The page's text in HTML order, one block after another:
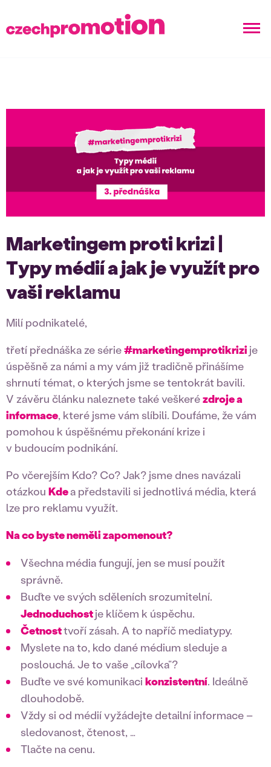
Marketingem proti krizi |
Typy médií a jak je využít pro
vaši reklamu
Milí podnikatelé,
třetí přednáška ze série#marketingemprotikrizi je
úspěšně za námi a my vám již tradičně přinášíme
shrnutí témat, o kterých jsme se tentokrát bavili.
V závěru článku naleznete také veškerézdroje a
informace, které jsme vám slíbili. Doufáme, že vám
pomohou k úspěšnému překonání krize i
v budoucím podnikání.
Po včerejším Kdo? Co? Jak? jsme dnes navázali
otázkou Kdea představili si jednotlivá média, která
lze pro reklamu využít.
Na co byste neměli zapomenout?
Všechna média fungují, jen se musí použít
správně.
Buďte ve svých sděleních srozumitelní.
Jednoduchostje klíčem k úspěchu.
Četnosttvoří zásah. A to napříč mediatypy.
Myslete na to, kdo dané médium sleduje a
poslouchá. Je to vaše „cílovka“?
Buďte ve své komunikaci konzistentní. Ideálně
dlouhodobě.
Vždy si od médií vyžádejte detailní informace –
sledovanost, čtenost, …
Tlačte na cenu.